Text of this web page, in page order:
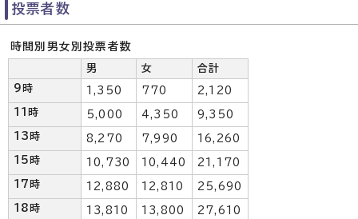
投票者数
時間別男女別投票者数
男 女
合計
9時
1,350 770 2,120
11時 5,000 4,350 9,350
13時 8,270 7,990 16,260
15時 10,730 10,440 21,170
17時 12,880 12,810 25,690
18時 13,810 13,800 27,610